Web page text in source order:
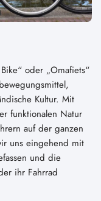
oder „Omafiets“
Kultur. Mit
funktionalen Natur
auf der ganzen
uns eingehend mit
und die
ihr Fahrrad